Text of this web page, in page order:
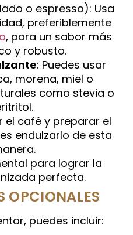
o espresso): Usa
preferiblemente
, para un sabor más
y robusto.
: Puedes usar
morena, miel o
como stevia o
el café y preparar el
endulzarlo de esta
para lograr la
perfecta.
OPCIONALES
puedes incluir: